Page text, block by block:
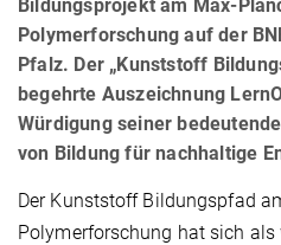
Bildungsprojekt am Max-
Polymerforschung auf der
Pfalz. Der „Kunststoff
begehrte Auszeichnung
Würdigung seiner
von Bildung für nachhaltige
Der Kunststoff Bildungspfad
Polymerforschung hat sich als